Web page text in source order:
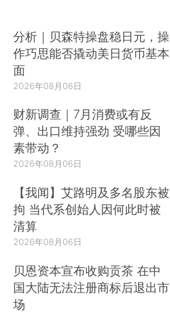
分析｜贝森特操盘稳日元，操
作巧思能否撬动美日货币基本
面
2026年08月06日
财新调查｜7月消费或有反
弹、出口维持强劲 受哪些因
素带动？
2026年08月06日
【我闻】艾路明及多名股东被
拘 当代系创始人因何此时被
清算
2026年08月06日
贝恩资本宣布收购贡茶 在中
国大陆无法注册商标后退出市
场